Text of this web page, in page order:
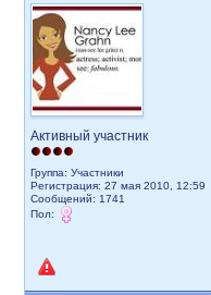
Активный участник
Группа: Участники
Регистрация: 27 мая 2010, 12:59
Сообщений: 1741
Пол: